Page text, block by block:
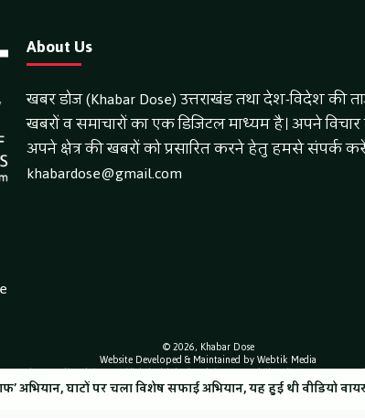
के ढेर का वीडियो वायरल कांवड़ यात्रा में उमड़ा आस्था
About Us
खबर डोज (Khabar Dose) उत्तराखंड तथा देश-विदेश की
खबरों व समाचारों का एक डिजिटल माध्यम है। अपने विचार
अपने क्षेत्र की खबरों को प्रसारित करने हेतु हमसे संपर्क
khabardose@gmail.com
© 2026, Khabar Dose
Website Developed & Maintained by Webtik Media
and news on this website are published solely by the website owner. Webtik Media assumes no
सफाई अभियान, यह हुई थी वीडियो वायरल कांवड़ मेले को